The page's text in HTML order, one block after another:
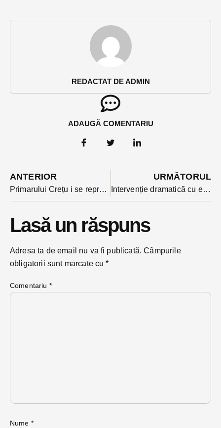
REDACTAT DE ADMIN
ADAUGĂ COMENTARIU
ANTERIOR
Primarului Crețu i se reproșează pierderea a 5 milioane de euro, după ce GAL-ul Bistrița a ratat finanțarea
URMĂTORUL
Intervenție dramatică cu elicopterul SMURD la Bichigiu
Lasă un răspuns
Adresa ta de email nu va fi publicată. Câmpurile
obligatorii sunt marcate cu*
Comentariu *
Nume *